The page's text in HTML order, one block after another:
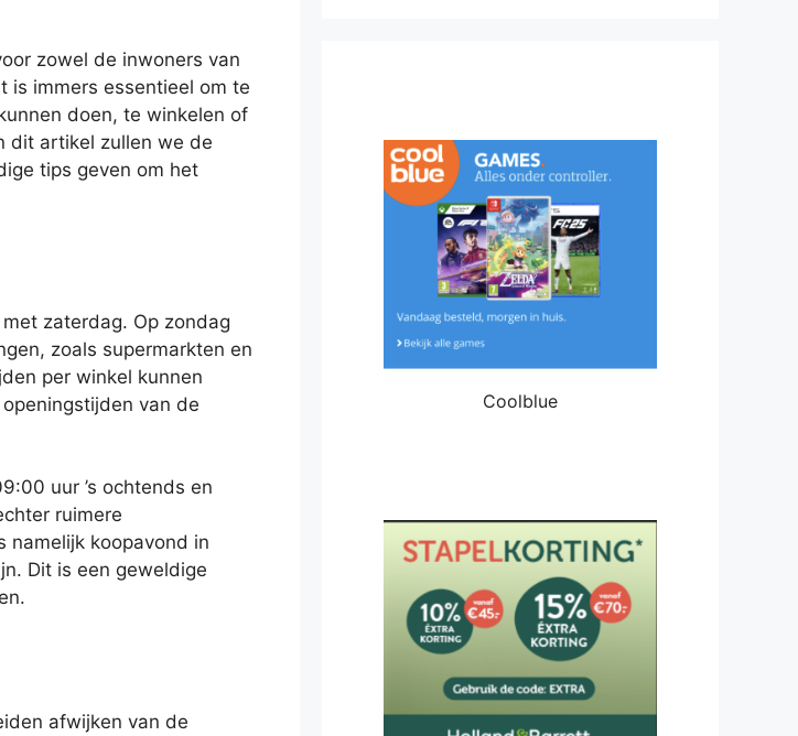
zowel de inwoners van
is immers essentieel om te
doen, te winkelen of
dit artikel zullen we de
tips geven om het
zaterdag. Op zondag
zoals supermarkten en
per winkel kunnen
van de
uur ’s ochtends en
ruimere
namelijk koopavond in
Dit is een geweldige
afwijken van de
Coolblue